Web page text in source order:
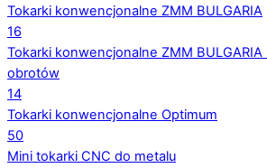
Tokarki konwencjonalne ZMM BULGARIA
16
Tokarki konwencjonalne ZMM BULGARIA
obrotów
14
Tokarki konwencjonalne Optimum
50
Mini tokarki CNC do metalu